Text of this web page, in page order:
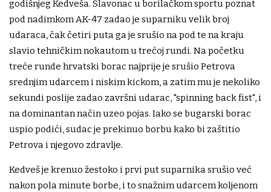
godišnjeg Kedveša. Slavonac u borilačkom sportu poznat
pod nadimkom AK-47 zadao je suparniku velik broj
udaraca, čak četiri puta ga je srušio na pod te na kraju
slavio tehničkim nokautom u trećoj rundi. Na početku
treće runde hrvatski borac najprije je srušio Petrova
srednjim udarcem i niskim kickom, a zatim mu je nekoliko
sekundi poslije zadao završni udarac, "spinning back fist", i
na dominantan način uzeo pojas. Iako se bugarski borac
uspio podići, sudac je prekinuo borbu kako bi zaštitio
Petrova i njegovo zdravlje.
Kedveš je krenuo žestoko i prvi put suparnika srušio već
nakon pola minute borbe, i to snažnim udarcem koljenom